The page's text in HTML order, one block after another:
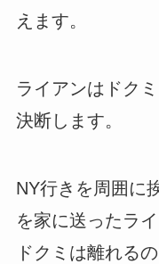
えます。
ライアンはドク
決断します。
NY行きを周囲に
を家に送ったライ
ドクミは離れる